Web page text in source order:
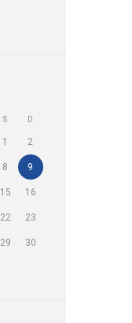
S D
1
2
8
9
15
16
22
23
29
30